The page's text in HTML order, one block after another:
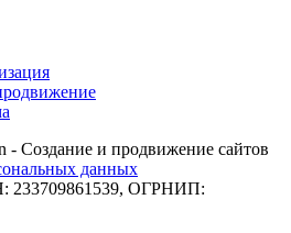
- Создание и продвижение сайтов
данных
ОГРНИП: